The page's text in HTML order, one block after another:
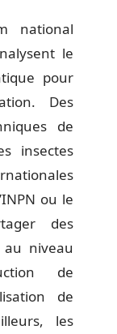
national
le
pour
Des
de
insectes
ou le
des
niveau
de
de
les